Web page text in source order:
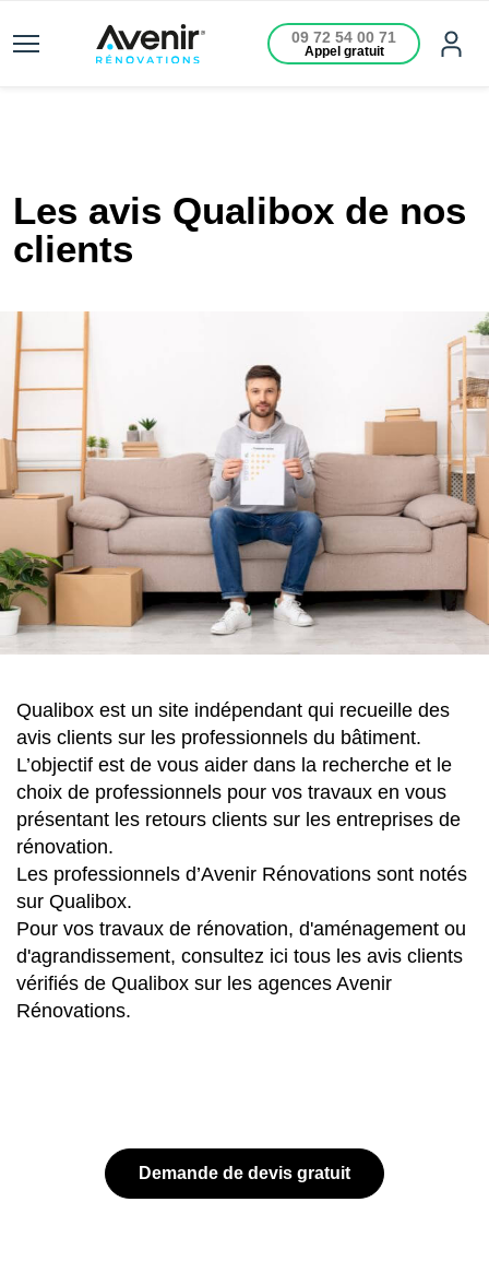
09 72 54 00 71
Appel gratuit
Les avis Qualibox de nos
clients
Qualibox est un site indépendant qui recueille des
avis clients sur les professionnels du bâtiment.
L’objectif est de vous aider dans la recherche et le
choix de professionnels pour vos travaux en vous
présentant les retours clients sur les entreprises de
rénovation.
Les professionnels d’Avenir Rénovations sont notés
sur Qualibox.
Pour vos travaux de rénovation, d'aménagement ou
d'agrandissement, consultez ici tous les avis clients
vérifiés de Qualibox sur les agences Avenir
Rénovations.
Demande de devis gratuit